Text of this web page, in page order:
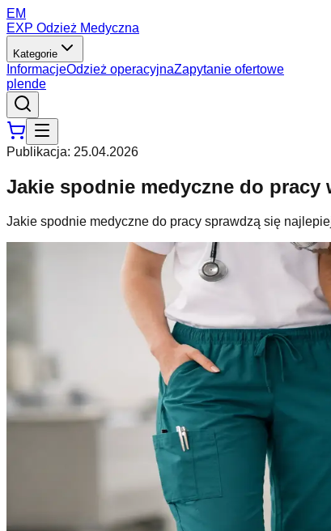
EM
EXP Odzież Medyczna
Kategorie
InformacjeOdzież operacyjnaZapytanie ofertowe
pl ende
Publikacja: 25.04.2026
Jakie spodnie medyczne do pracy
Jakie spodnie medyczne do pracy sprawdzą się